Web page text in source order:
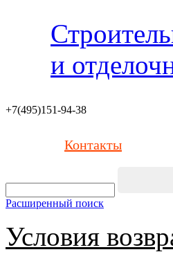
и
+7(495)151-94-38
Контакты
Расширенный поиск
Условия